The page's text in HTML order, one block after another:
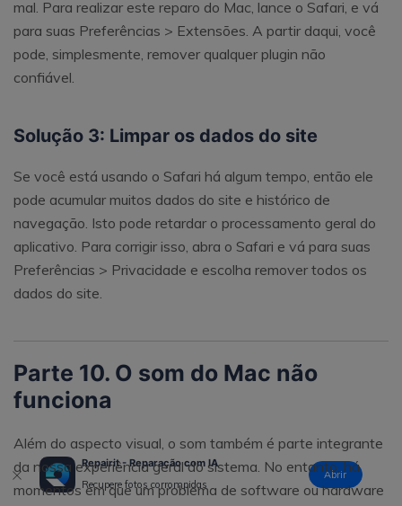
mal. Para realizar este reparo do Mac, lance o Safari, e vá
para suas Preferências > Extensões. A partir daqui, você
pode, simplesmente, remover qualquer plugin não
confiável.
Solução 3: Limpar os dados do site
Se você está usando o Safari há algum tempo, então ele
pode acumular muitos dados do site e histórico de
navegação. Isto pode retardar o processamento geral do
aplicativo. Para corrigir isso, abra o Safari e vá para suas
Preferências > Privacidade e escolha remover todos os
dados do site.
Parte 10. O som do Mac não
funciona
Além do aspecto visual, o som também é parte integrante
da nossa experiência geral do sistema. No entanto, há
momentos em que um problema de software ou hardware
Repairit - Reparação com IA
Recupere fotos corrompidas
Abrir